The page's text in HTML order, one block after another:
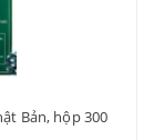
Bản, hộp 300